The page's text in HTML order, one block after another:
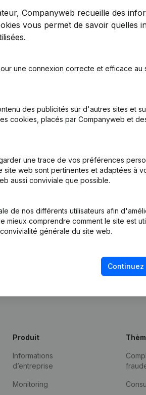
recherchez plus
gratuitement Découvrir plus
Companyweb recueille des
vous permet de savoir quelles
une connexion correcte et efficace au
des publicités sur d'autres sites et
cookies, placés par Companyweb et
une trace de vos préférences
web sont pertinentes et adaptées à
aussi conviviale que possible.
de nos différents utilisateurs afin
mieux comprendre comment le site est
générale du site web.
Produit
Informations
d’entreprise
Monitoring